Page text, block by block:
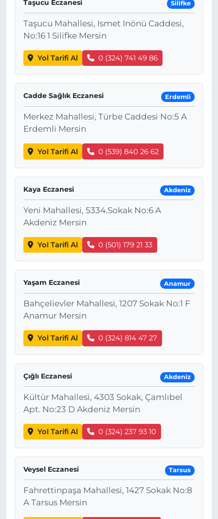
Taşucu Eczanesi Silifke
Taşucu Mahallesi, Ismet Inönü Caddesi,
No:16 1 Silifke Mersin
Yol Tarifi Al 0 (324) 741 49 86
Cadde Sağlık Eczanesi Erdemli
Merkez Mahallesi, Türbe Caddesi No:5 A
Erdemli Mersin
Yol Tarifi Al 0 (539) 840 26 62
Kaya Eczanesi Akdeniz
Yeni Mahallesi, 5334.Sokak No:6 A
Akdeniz Mersin
Yol Tarifi Al 0 (501) 179 21 33
Yaşam Eczanesi Anamur
Bahçelievler Mahallesi, 1207 Sokak No:1 F
Anamur Mersin
Yol Tarifi Al 0 (324) 814 47 27
Çığlı Eczanesi Akdeniz
Kültür Mahallesi, 4303 Sokak, Çamlıbel
Apt. No:23 D Akdeniz Mersin
Yol Tarifi Al 0 (324) 237 93 10
Veysel Eczanesi Tarsus
Fahrettinpaşa Mahallesi, 1427 Sokak No:8
A Tarsus Mersin